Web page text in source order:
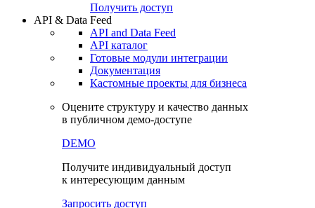
Получить доступ
API & Data Feed
API and Data Feed
API каталог
Готовые модули интеграции
Документация
Кастомные проекты для бизнеса
Оцените структуру и качество данных
в публичном демо-доступе
DEMO
Получите индивидуальный доступ
к интересующим данным
Запросить доступ